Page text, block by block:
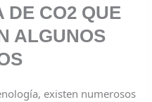
DE CO2 QUE
ALGUNOS
existen numerosos